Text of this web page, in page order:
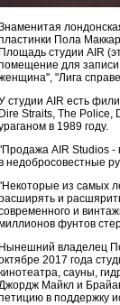
Пола
Площадь студии AIR
для записи
"Лига
студии AIR есть
Dire Straits, The Police,
в 1989 году.
AIR Studios -
недобросовестные
из самых
и
и
фунтов
Нынешний владелец
2017 года
сауны,
Джордж Майкл и
в поддержку